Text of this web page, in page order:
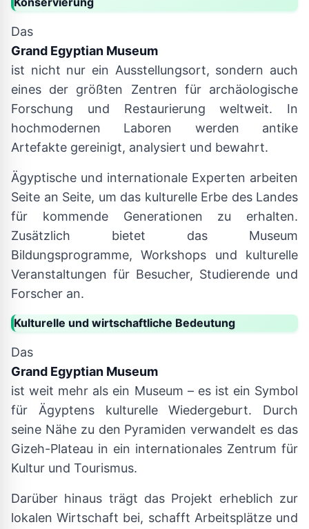
Das
Grand Egyptian Museum
ist nicht nur ein Ausstellungsort, sondern auch
eines der größten Zentren für archäologische
Forschung und Restaurierung weltweit. In
hochmodernen Laboren werden antike
Artefakte gereinigt, analysiert und bewahrt.
Ägyptische und internationale Experten arbeiten
Seite an Seite, um das kulturelle Erbe des Landes
für kommende Generationen zu erhalten.
Zusätzlich bietet das Museum
Bildungsprogramme, Workshops und kulturelle
Veranstaltungen für Besucher, Studierende und
Forscher an.
Kulturelle und wirtschaftliche Bedeutung
Das
Grand Egyptian Museum
ist weit mehr als ein Museum – es ist ein Symbol
für Ägyptens kulturelle Wiedergeburt. Durch
seine Nähe zu den Pyramiden verwandelt es das
Gizeh-Plateau in ein internationales Zentrum für
Kultur und Tourismus.
Darüber hinaus trägt das Projekt erheblich zur
lokalen Wirtschaft bei, schafft Arbeitsplätze und